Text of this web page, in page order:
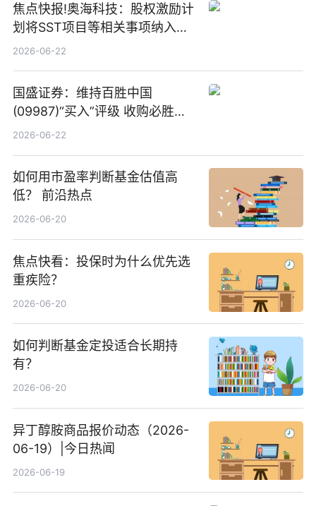
焦点快报!奥海科技：股权激励计
划将SST项目等相关事项纳入专
项业务发展考核指标
2026-06-22
国盛证券：维持百胜中国
(09987)“买入”评级 收购必胜客
中国增厚利润加速成长 信息
2026-06-22
如何用市盈率判断基金估值高
低？ 前沿热点
2026-06-20
焦点快看：投保时为什么优先选
重疾险？
2026-06-20
如何判断基金定投适合长期持
有？
2026-06-20
异丁醇胺商品报价动态（2026-
06-19）|今日热闻
2026-06-19